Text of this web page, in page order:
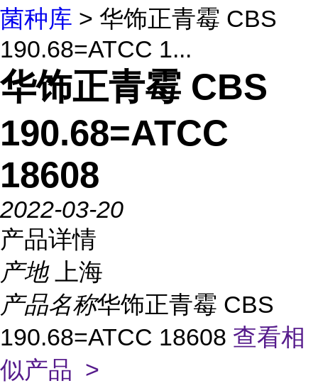
菌种库 > 华饰正青霉 CBS
190.68=ATCC 1...
华饰正青霉 CBS
190.68=ATCC
18608
2022-03-20
产品详情
产地
上海
产品名称华饰正青霉 CBS
190.68=ATCC 18608 查看相
似产品 >